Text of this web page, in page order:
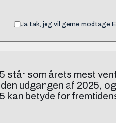
Ja tak, jeg vil gerne modtage
står som årets mest
udgangen af 2025,
kan betyde for